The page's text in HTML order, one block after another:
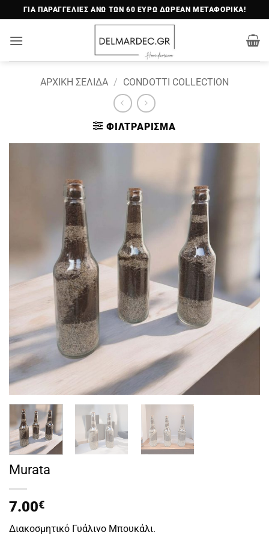
Μετάβαση
στο
περιεχόμενο
ΓΙΑ ΠΑΡΑΓΓΕΛΙΕΣ ΑΝΩ ΤΩΝ 60 ΕΥΡΩ ΔΩΡΕΑΝ ΜΕΤΑΦΟΡΙΚΑ!
ΑΡΧΙΚΉ ΣΕΛΊΔΑ / CONDOTTI COLLECTION
ΦΙΛΤΡΆΡΙΣΜΑ
Murata
7.00€
Διακοσμητικό Γυάλινο Μπουκάλι.